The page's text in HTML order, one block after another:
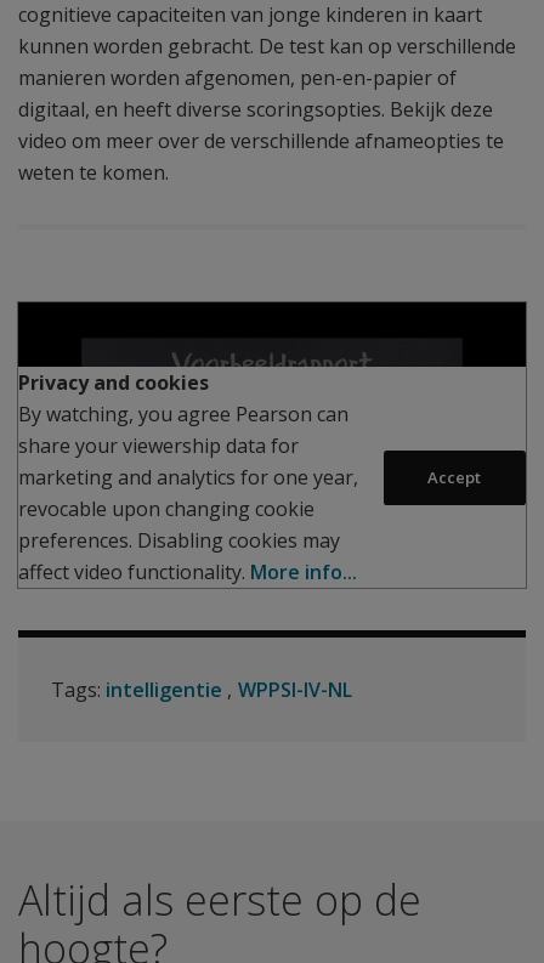
cognitieve capaciteiten van jonge kinderen in kaart
kunnen worden gebracht. De test kan op verschillende
manieren worden afgenomen, pen-en-papier of
digitaal, en heeft diverse scoringsopties. Bekijk deze
video om meer over de verschillende afnameopties te
weten te komen.
Privacy and cookies
By watching, you agree Pearson can
share your viewership data for
marketing and analytics for one year,
revocable upon changing cookie
preferences. Disabling cookies may
affect video functionality. More info...
Accept
Tags: intelligentie WPPSI-IV-NL
Altijd als eerste op de
hoogte?